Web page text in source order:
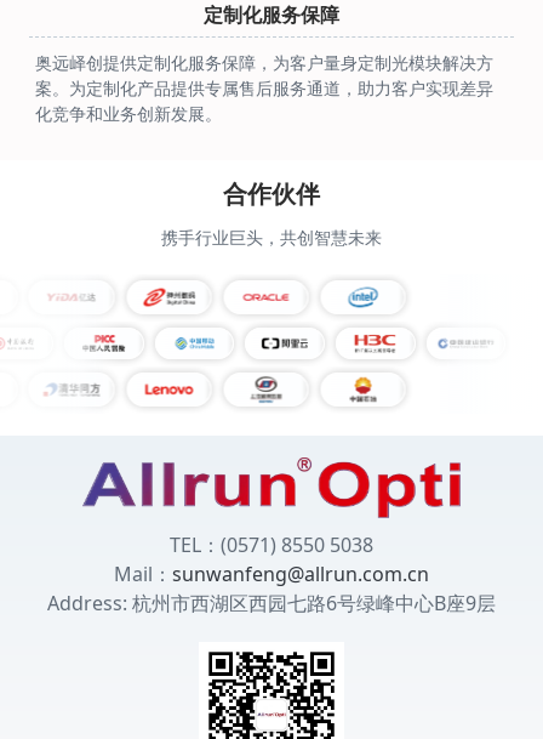
定制化服务保障
奥远峄创提供定制化服务保障，为客户量身定制光模块解决方
案。为定制化产品提供专属售后服务通道，助力客户实现差异
化竞争和业务创新发展。
合作伙伴
携手行业巨头，共创智慧未来
TEL：(0571) 8550 5038
Mail： sunwanfeng@allrun.com.cn
Address: 杭州市西湖区西园七路6号绿峰中心B座9层